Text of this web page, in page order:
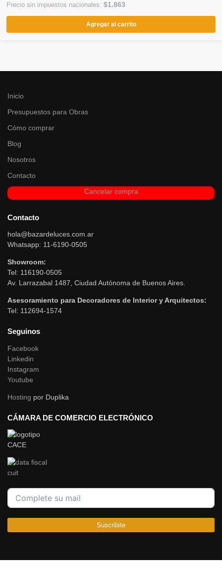
Precio sin impuestos nacionales:$1.863
Agregar al carrito
Inicio
Presupuestos para Obras
Cómo comprar
Blog
Nosotros
Contacto
Cancelar compra
Contacto
hola@bazardeluces.com.ar
Whatsapp: 11-6190-0505
Showroom:
Tel: 116190-0505
Av. Larrazabal 1487, Ciudad Autónoma de Buenos Aires.
Asesoramiento para Decoradores de Interior y Arquitectos:
Tel: 112694-1574
Seguinos
Facebook
Linkedin
Instagram
Youtube
Hosting por Duplika
CÁMARA DE COMERCIO ELECTRÓNICO
Suscribite